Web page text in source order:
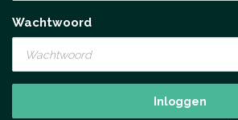
Wachtwoord
Inloggen